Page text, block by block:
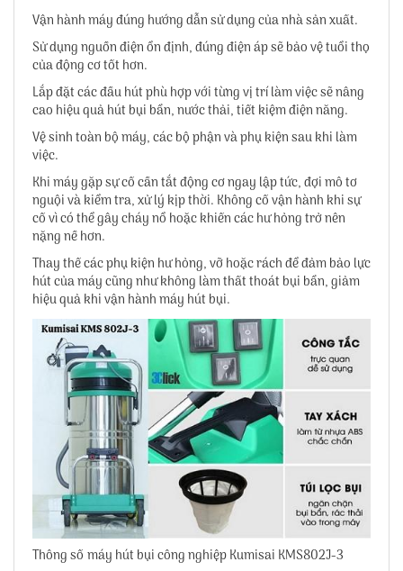
Vận hành máy đúng hướng dẫn sử dụng của nhà sản xuất.
Sử dụng nguồn điện ổn định, đúng điện áp sẽ bảo vệ tuổi thọ
của động cơ tốt hơn.
Lắp đặt các đầu hút phù hợp với từng vị trí làm việc sẽ nâng
cao hiệu quả hút bụi bẩn, nước thải, tiết kiệm điện năng.
Vệ sinh toàn bộ máy, các bộ phận và phụ kiện sau khi làm
việc.
Khi máy gặp sự cố cần tắt động cơ ngay lập tức, đợi mô tơ
nguội và kiểm tra, xử lý kịp thời. Không cố vận hành khi sự
cố vì có thể gây cháy nổ hoặc khiến các hư hỏng trở nên
nặng nề hơn.
Thay thế các phụ kiện hư hỏng, vỡ hoặc rách để đảm bảo lực
hút của máy cũng như không làm thất thoát bụi bẩn, giảm
hiệu quả khi vận hành máy hút bụi.
Thông số máy hút bụi công nghiệp Kumisai KMS802J-3